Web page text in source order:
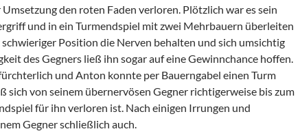
den roten Faden verloren. Plötzlich war es sein
und in ein Turmendspiel mit zwei Mehrbauern überleiten
Position die Nerven behalten und sich umsichtig
des Gegners ließ ihn sogar auf eine Gewinnchance hoffen.
und Anton konnte per Bauerngabel einen Turm
sich von seinem übernervösen Gegner richtigerweise bis zum
für ihn verloren ist. Nach einigen Irrungen und
Gegner schließlich auch.